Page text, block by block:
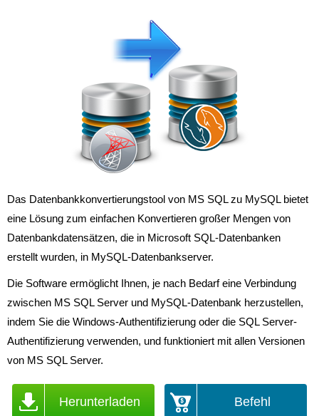
Das Datenbankkonvertierungstool von MS SQL zu MySQL bietet
eine Lösung zum einfachen Konvertieren großer Mengen von
Datenbankdatensätzen, die in Microsoft SQL-Datenbanken
erstellt wurden, in MySQL-Datenbankserver.
Die Software ermöglicht Ihnen, je nach Bedarf eine Verbindung
zwischen MS SQL Server und MySQL-Datenbank herzustellen,
indem Sie die Windows-Authentifizierung oder die SQL Server-
Authentifizierung verwenden, und funktioniert mit allen Versionen
von MS SQL Server.
Herunterladen Befehl